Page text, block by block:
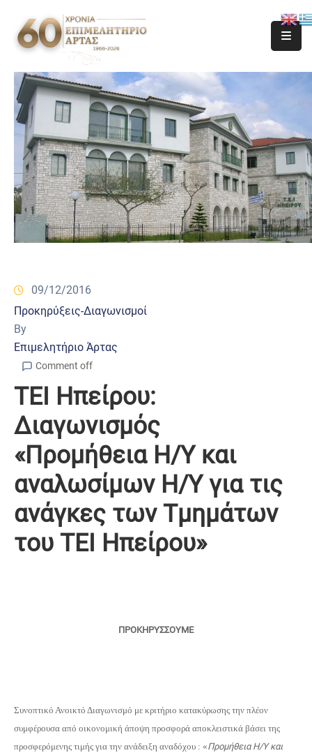
09/12/2016
Προκηρύξεις-Διαγωνισμοί
By
Επιμελητήριο Άρτας
Comment off
ΤΕΙ Ηπείρου:
Διαγωνισμός
«Προμήθεια Η/Υ και
αναλωσίμων Η/Υ για τις
ανάγκες των Τμημάτων
του ΤΕΙ Ηπείρου»
ΠΡΟΚΗΡΥΣΣΟΥΜΕ
Συνοπτικό Ανοικτό Διαγωνισμό με κριτήριο κατακύρωσης την πλέον
συμφέρουσα από οικονομική άποψη προσφορά αποκλειστικά βάσει της
προσφερόμενης τιμής για την ανάδειξη αναδόχου : «Προμήθεια Η/Υ και